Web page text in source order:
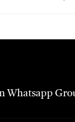
Whatsapp